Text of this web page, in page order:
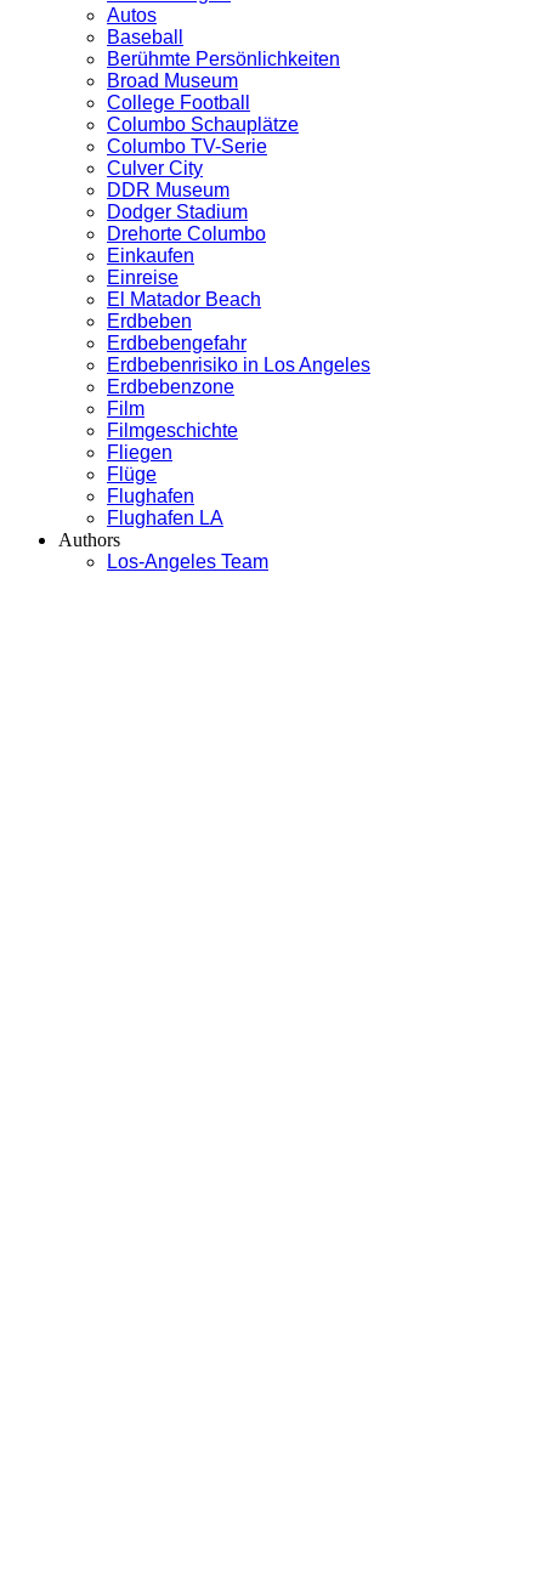
Autos
Baseball
Berühmte Persönlichkeiten
Broad Museum
College Football
Columbo Schauplätze
Columbo TV-Serie
Culver City
DDR Museum
Dodger Stadium
Drehorte Columbo
Einkaufen
Einreise
El Matador Beach
Erdbeben
Erdbebengefahr
Erdbebenrisiko in Los Angeles
Erdbebenzone
Film
Filmgeschichte
Fliegen
Flüge
Flughafen
Flughafen LA
Authors
Los-Angeles Team